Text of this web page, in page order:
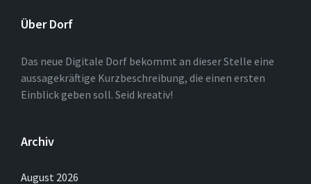
Über Dorf
Das neue Digitale Dorf bekommt an dieser Stelle eine
aussagekräftige Kurzbeschreibung, die einen ersten
Einblick geben soll. Seid kreativ!
Archiv
August 2026